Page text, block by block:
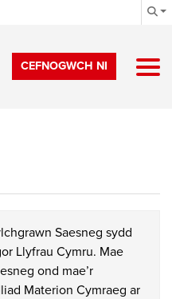
CEFNOGWCH NI
Saesneg sydd
Llyfrau Cymru. Mae
ond mae’r
Materion Cymraeg ar